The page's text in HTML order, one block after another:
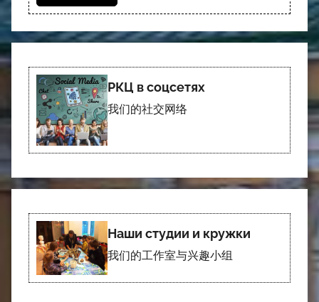
РКЦ в соцсетях
我们的社交网络
Наши студии и кружки
我们的工作室与兴趣小组